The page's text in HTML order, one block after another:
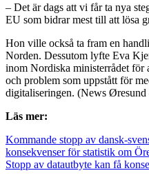
– Det är dags att vi får ta nya
EU som bidrar mest till att lösa
Hon ville också ta fram en
Norden. Dessutom lyfte Eva
inom Nordiska ministerrådet för
och problem som uppstått för
digitaliseringen. (News Øresund
Läs mer:
Kommande stopp av dansk-
konsekvenser för statistik om
Stopp av datautbyte kan få